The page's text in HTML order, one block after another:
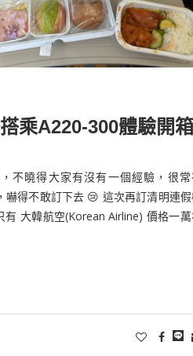
乘A220-300體驗開箱
不曉得大家有沒有一個經驗，很
得不敢訂下去 😢 這次再訂清明連
大韓航空(Korean Airline) 價格一萬